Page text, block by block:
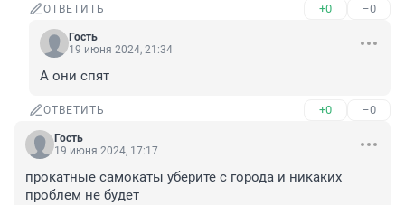
ОТВЕТИТЬ +0 –0
Гость
19 июня 2024, 21:34
А они спят
ОТВЕТИТЬ +0 –0
Гость
19 июня 2024, 17:17
прокатные самокаты уберите с города и никаких
проблем не будет